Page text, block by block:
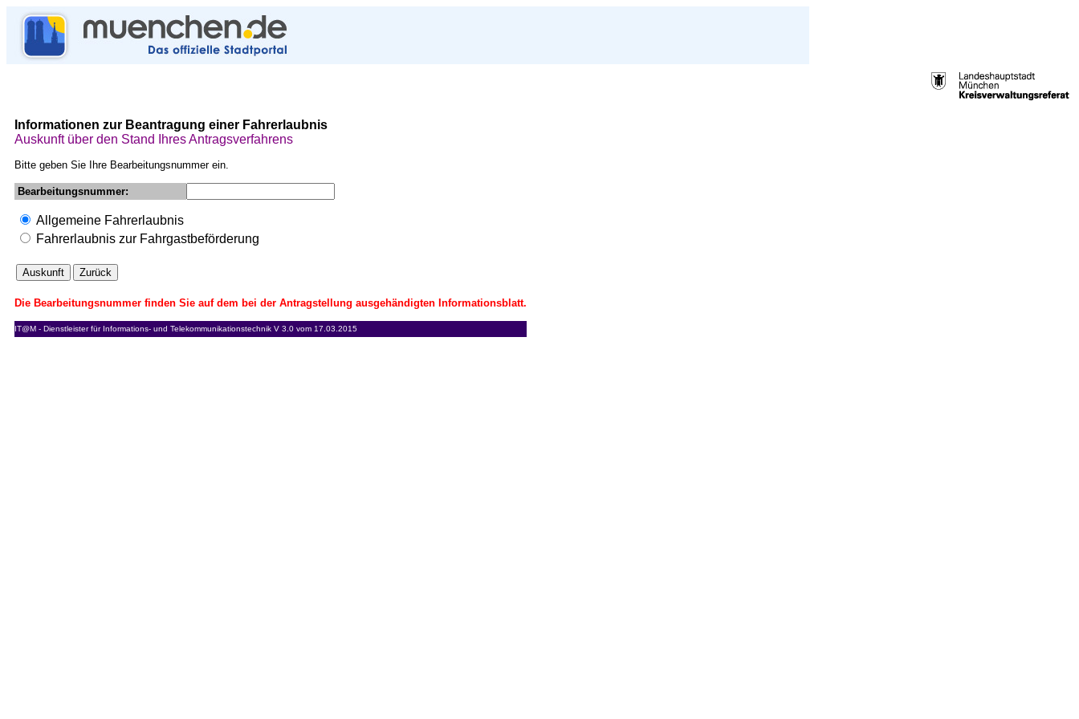
Informationen zur Beantragung einer Fahrerlaubnis
Auskunft über den Stand Ihres Antragsverfahrens
Bitte geben Sie Ihre Bearbeitungsnummer ein.
Bearbeitungsnummer:
Allgemeine Fahrerlaubnis
Fahrerlaubnis zur Fahrgastbeförderung
Die Bearbeitungsnummer finden Sie auf dem bei der Antragstellung ausgehändigten Informationsblatt.
IT@M - Dienstleister für Informations- und Telekommunikationstechnik V 3.0 vom 17.03.2015